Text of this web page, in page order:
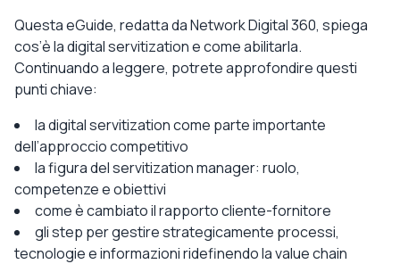
Questa eGuide, redatta da Network Digital 360, spiega
cos’è la digital servitization e come abilitarla.
Continuando a leggere, potrete approfondire questi
punti chiave:
la digital servitization come parte importante
dell’approccio competitivo
la figura del servitization manager: ruolo,
competenze e obiettivi
come è cambiato il rapporto cliente-fornitore
gli step per gestire strategicamente processi,
tecnologie e informazioni ridefinendo la value chain